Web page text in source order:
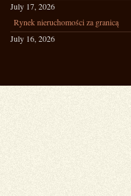
July 17, 2026
Rynek nieruchomości za granicą
July 16, 2026